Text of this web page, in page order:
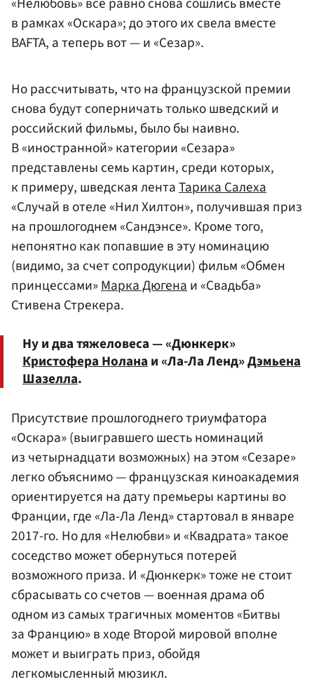
в рамках «Оскара»; до этого их свела вместе
BAFTA, а теперь вот — и «Сезар».
Но рассчитывать, что на французской премии
снова будут соперничать только шведский и
российский фильмы, было бы наивно.
В «иностранной» категории «Сезара»
представлены семь картин, среди которых,
к примеру, шведская лентаТарика Салеха
«Случай в отеле «Нил Хилтон», получившая приз
на прошлогоднем «Сандэнсе». Кроме того,
непонятно как попавшие в эту номинацию
(видимо, за счет сопродукции) фильм «Обмен
принцессами»Марка Дюгенаи «Свадьба»
Стивена Стрекера.
Ну и два тяжеловеса — «Дюнкерк»
Кристофера Ноланаи «Ла-Ла Ленд»Дэмьена
Шазелла.
Присутствие прошлогоднего триумфатора
«Оскара» (выигравшего шесть номинаций
из четырнадцати возможных) на этом «Сезаре»
легко объяснимо — французская киноакадемия
ориентируется на дату премьеры картины во
Франции, где «Ла-Ла Ленд» стартовал в январе
2017-го. Но для «Нелюбви» и «Квадрата» такое
соседство может обернуться потерей
возможного приза. И «Дюнкерк» тоже не стоит
сбрасывать со счетов — военная драма об
одном из самых трагичных моментов «Битвы
за Францию» в ходе Второй мировой вполне
может и выиграть приз, обойдя
легкомысленный мюзикл.